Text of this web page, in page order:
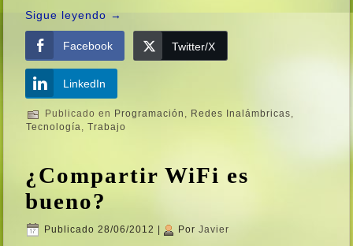
Sigue leyendo →
Facebook Twitter/X
LinkedIn
Publicado en Programación , Redes Inalámbricas,
Tecnologí­a,Trabajo
¿Compartir WiFi es
bueno?
Publicado 28/06/2012 Por Javier